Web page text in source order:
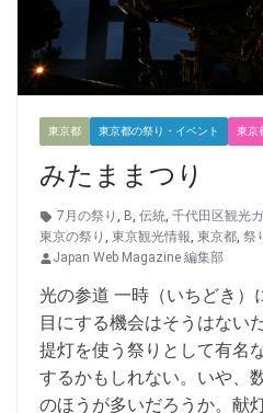
東京都 東京都の祭り・イベント 東京
みたままつり
7月の祭り , B, 伝統, 千代田区観光
東京の祭り , 東京観光情報, 東京都, 祭
Japan Web Magazine 編集部
光の参道 一時（いちどき）
目にする機会はそうはない
提灯を使う祭りとして有名
するかもしれない。いや、
のほうが多いだろうか。献